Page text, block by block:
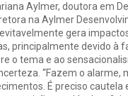
Aylmer, doutora em
na Aylmer
gera
principalmente devido à
o tema e ao
“Fazem o alarme,
É preciso cautela